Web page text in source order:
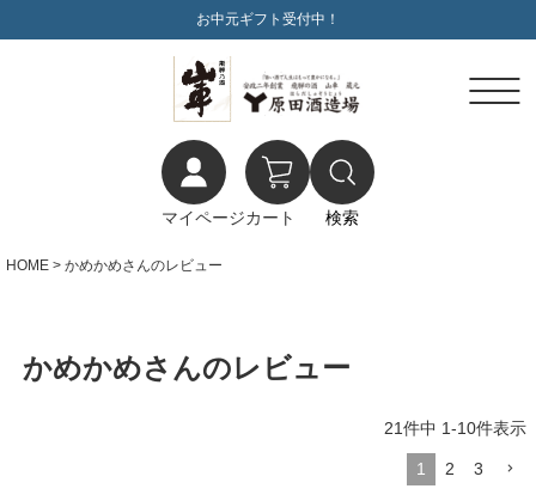
お中元ギフト受付中！
マイページカート 検索
HOME かめかめさんのレビュー
かめかめさんのレビュー
21件中 1-10件表示
1 2 3